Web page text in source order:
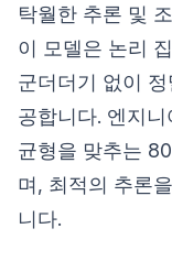
탁월한 추론 및
이 모델은 논리
군더더기 없이
공합니다. 엔지
균형을 맞추는
며, 최적의 추론
니다.